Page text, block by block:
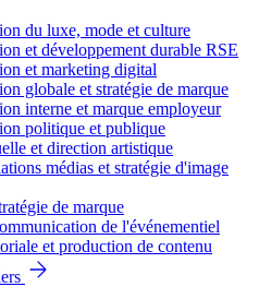
du luxe, mode et culture
et développement durable RSE
et marketing digital
globale et stratégie de marque
interne et marque employeur
politique et publique
et direction artistique
médias et stratégie d'image
de marque
de l'événementiel
et production de contenu